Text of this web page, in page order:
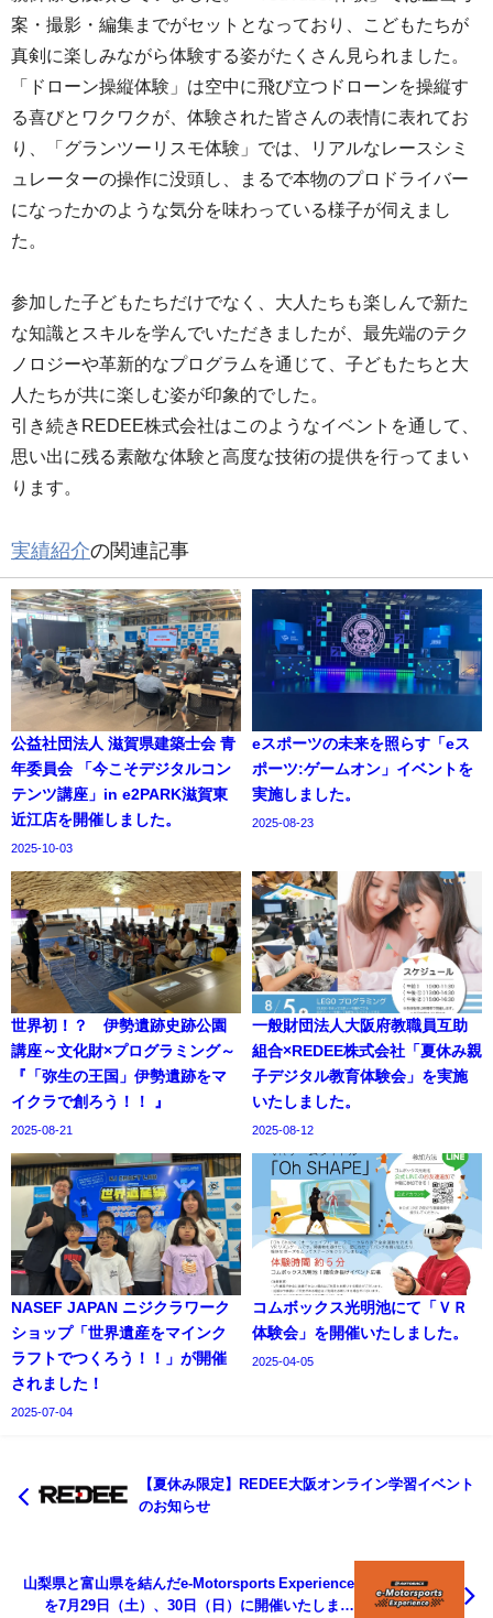
案・撮影・編集までがセットとなっており、こどもたちが
真剣に楽しみながら体験する姿がたくさん見られました。
「ドローン操縦体験」は空中に飛び立つドローンを操縦す
る喜びとワクワクが、体験された皆さんの表情に表れてお
り、「グランツーリスモ体験」では、リアルなレースシミ
ュレーターの操作に没頭し、まるで本物のプロドライバー
になったかのような気分を味わっている様子が伺えまし
た。
参加した子どもたちだけでなく、大人たちも楽しんで新た
な知識とスキルを学んでいただきましたが、最先端のテク
ノロジーや革新的なプログラムを通じて、子どもたちと大
人たちが共に楽しむ姿が印象的でした。
引き続きREDEE株式会社はこのようなイベントを通して、
思い出に残る素敵な体験と高度な技術の提供を行ってまい
ります。
実績紹介の関連記事
公益社団法人 滋賀県建築士会 青
年委員会 「今こそデジタルコン
テンツ講座」in e2PARK滋賀東
近江店を開催しました。
2025-10-03
eスポーツの未来を照らす「eス
ポーツ:ゲームオン」イベントを
実施しました。
2025-08-23
世界初！？ 伊勢遺跡史跡公園
講座～文化財×プログラミング～
『「弥生の王国」伊勢遺跡をマ
イクラで創ろう！！ 』
2025-08-21
一般財団法人大阪府教職員互助
組合×REDEE株式会社「夏休み親
子デジタル教育体験会」を実施
いたしました。
2025-08-12
NASEF JAPAN ニジクラワーク
ショップ「世界遺産をマインク
ラフトでつくろう！！」が開催
されました！
2025-07-04
コムボックス光明池にて「ＶＲ
体験会」を開催いたしました。
2025-04-05
【夏休み限定】REDEE大阪オンライン学習イベント
のお知らせ
山梨県と富山県を結んだe-Motorsports Experience
を7月29日（土）、30日（日）に開催いたしまし